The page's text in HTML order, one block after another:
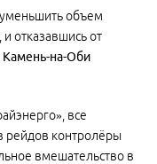
объем
отказавшись от
Камень-на-Оби
все
рейдов контролёры
вмешательство в